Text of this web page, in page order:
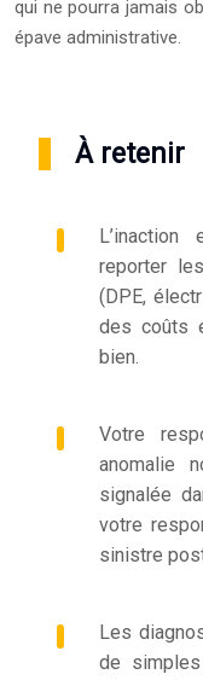
qui ne pourra jamais
épave administrative.
À retenir
reporter
(DPE,
des coûts
bien.
Votre
anomalie
signalée
votre
sinistre
Les
de